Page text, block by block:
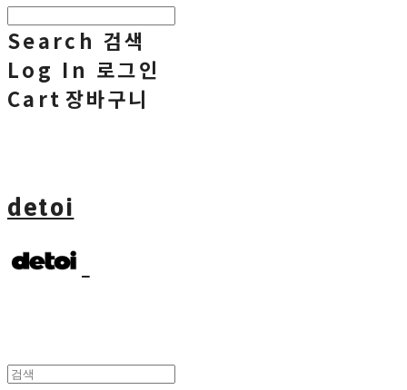
Search 검색
Log In 로그인
Cart 장바구니
detoi